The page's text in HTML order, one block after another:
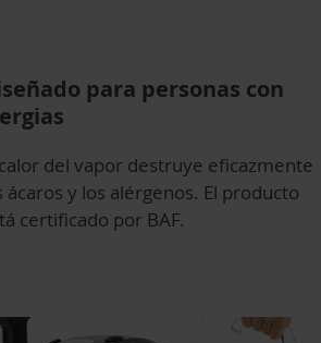
para personas con
del vapor destruye eficazmente
ácaros y los alérgenos. El producto
certificado por BAF.